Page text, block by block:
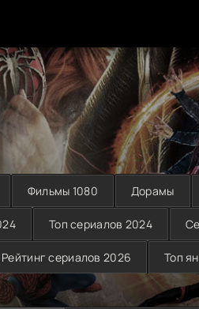
Фильмы 1080 Дорамы
Топ сериалов 2024
Рейтинг сериалов 2026 Топ